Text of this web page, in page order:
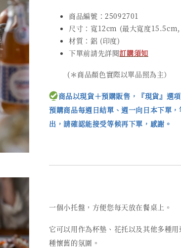
商品編號：25092701
尺寸：寬12cm (最大寬度
材質：鋁 (印度)
下單前請先詳閱訂購須知
(＊商品顏色實際以單品照為主）
商品以現貨＋預購販售，『現貨』選
預購商品每週日結單、週一向日本下單
出，請確認能接受等候再下單，感謝。
一個小托盤，方便您每天放在餐桌上。
它可以用作為杯墊、花托以及其他多種
種懷舊的氛圍。